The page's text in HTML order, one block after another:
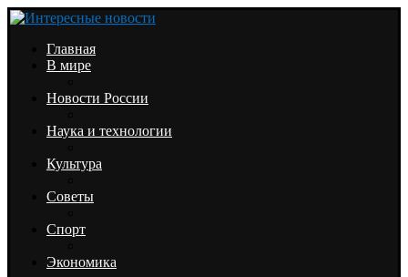
Главная
В мире
Новости России
Наука и технологии
Культура
Советы
Спорт
Экономика